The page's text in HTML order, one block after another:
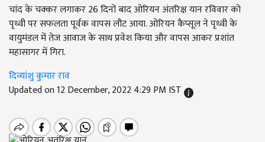
चांद के चक्कर लगाकर 26 दिनों बाद ओरियन अंतरिक्ष यान रविवार को
पृथ्वी पर सफलता पूर्वक वापस लौट आया. ओरियन कैप्सूल ने पृथ्वी के
वायुमंडल में तेज आवाज के साथ प्रवेश किया और वापस आकर प्रशांत
महासागर में गिरा.
दिव्यांशु कुमार राव
Updated on 12 December, 2022 4:29 PM IST